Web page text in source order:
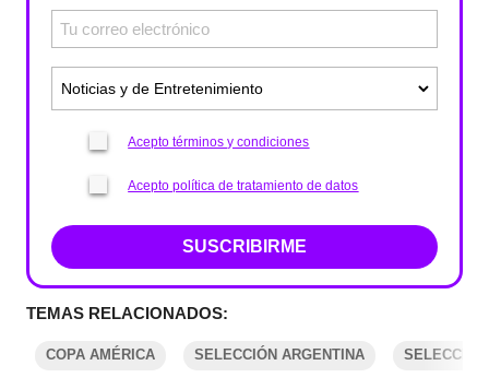
Acepto términos y condiciones
Acepto política de tratamiento de datos
SUSCRIBIRME
TEMAS RELACIONADOS:
COPA AMÉRICA SELECCIÓN ARGENTINA